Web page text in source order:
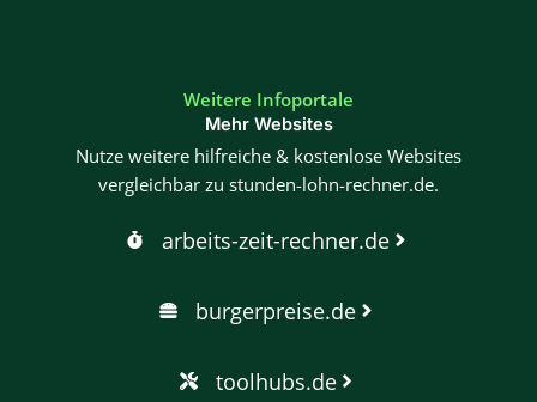
Weitere Infoportale
Mehr Websites
Nutze weitere hilfreiche & kostenlose Websites
vergleichbar zu stunden-lohn-rechner.de.
arbeits-zeit-rechner.de
burgerpreise.de
toolhubs.de